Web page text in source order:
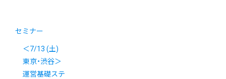
セミナー
＜7/13 (土)
東京・渋谷＞
運営基礎ステ